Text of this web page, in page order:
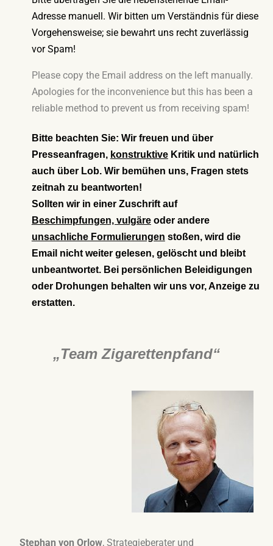
Adresse manuell. Wir bitten um Verständnis für diese
Vorgehensweise; sie bewahrt uns recht zuverlässig
vor Spam!
Please copy the Email address on the left manually.
Apologies for the inconvenience but this has been a
reliable method to prevent us from receiving spam!
Bitte beachten Sie: Wir freuen und über
Presseanfragen, konstruktiveKritik und natürlich
auch über Lob. Wir bemühen uns, Fragen stets
zeitnah zu beantworten!
Sollten wir in einer Zuschrift auf
Beschimpfungen, vulgäreoder andere
unsachliche Formulierungen stoßen, wird die
Email nicht weiter gelesen, gelöscht und bleibt
unbeantwortet. Bei persönlichen Beleidigungen
oder Drohungen behalten wir uns vor, Anzeige zu
erstatten.
„Team Zigarettenpfand“
Stephan von Orlow, Strategieberater und